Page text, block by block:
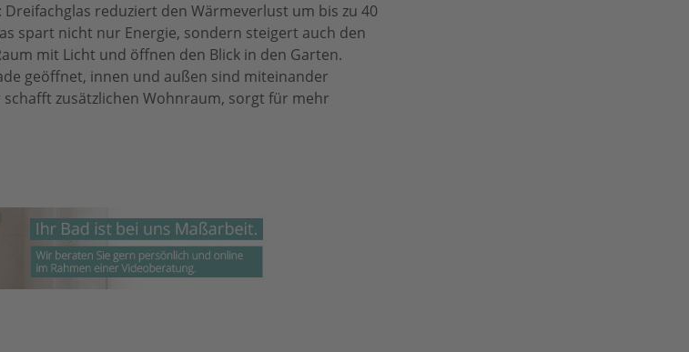
reduziert den Wärmeverlust um bis zu 40
spart nicht nur Energie, sondern steigert auch den
mit Licht und öffnen den Blick in den Garten.
geöffnet, innen und außen sind miteinander
zusätzlichen Wohnraum, sorgt für mehr